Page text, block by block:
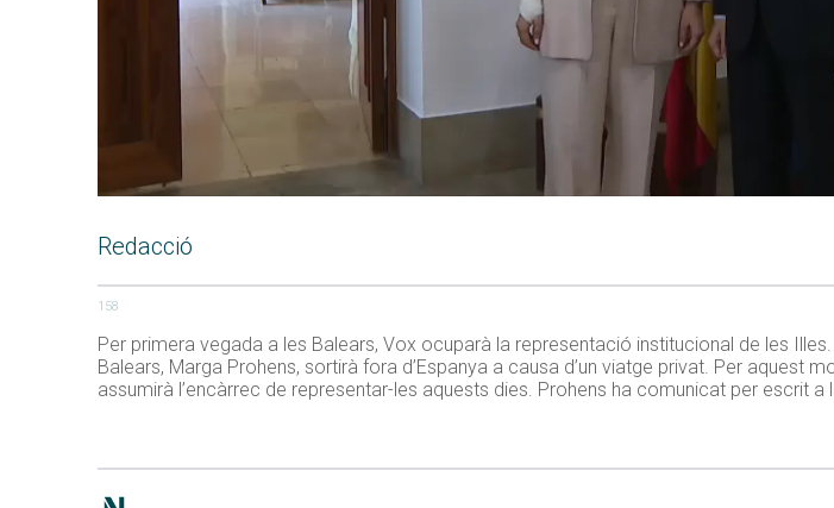
Redacció
158
Per primera vegada a les Balears, Vox ocuparà la representació institucional de les
Balears, Marga Prohens, sortirà fora d’Espanya a causa d’un viatge privat. Per aquest
assumirà l’encàrrec de representar-les aquests dies. Prohens ha comunicat per escrit